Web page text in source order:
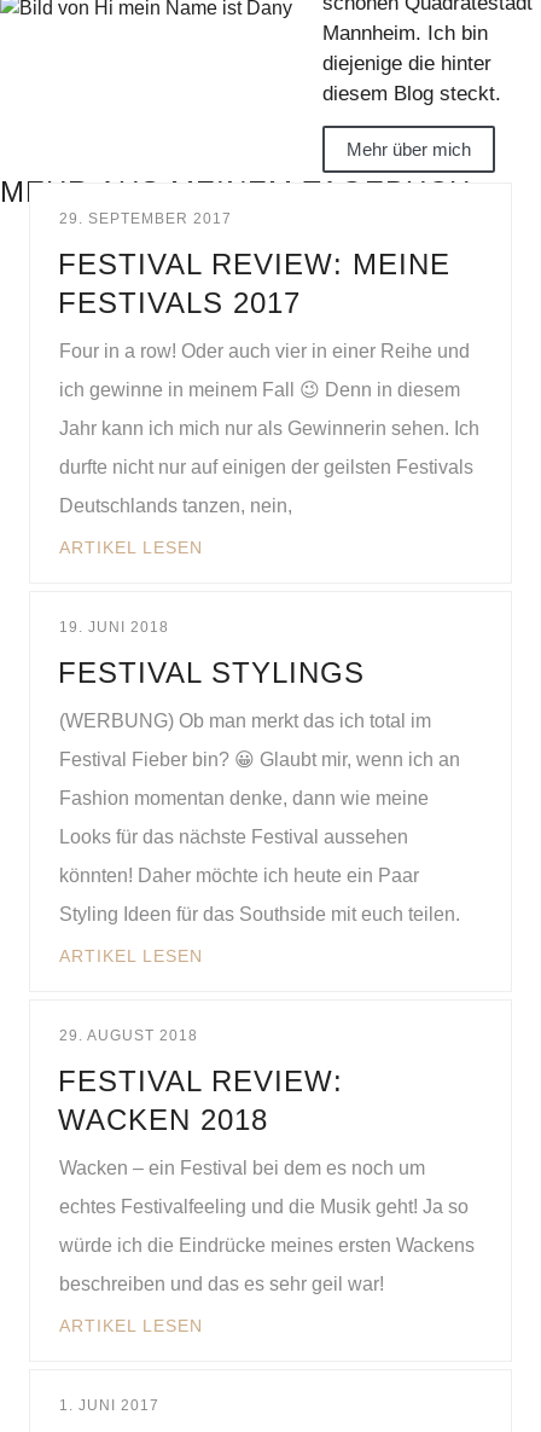
Mannheim. Ich bin
diejenige die hinter
diesem Blog steckt.
Mehr über mich
MEHR AUS MEINEM TAGEBUCH
29. SEPTEMBER 2017
FESTIVAL REVIEW: MEINE
FESTIVALS 2017
Four in a row! Oder auch vier in einer Reihe und
ich gewinne in meinem Fall 😉 Denn in diesem
Jahr kann ich mich nur als Gewinnerin sehen. Ich
durfte nicht nur auf einigen der geilsten Festivals
Deutschlands tanzen, nein,
ARTIKEL LESEN
19. JUNI 2018
FESTIVAL STYLINGS
(WERBUNG) Ob man merkt das ich total im
Festival Fieber bin? 😀 Glaubt mir, wenn ich an
Fashion momentan denke, dann wie meine
Looks für das nächste Festival aussehen
könnten! Daher möchte ich heute ein Paar
Styling Ideen für das Southside mit euch teilen.
ARTIKEL LESEN
29. AUGUST 2018
FESTIVAL REVIEW:
WACKEN 2018
Wacken – ein Festival bei dem es noch um
echtes Festivalfeeling und die Musik geht! Ja so
würde ich die Eindrücke meines ersten Wackens
beschreiben und das es sehr geil war!
ARTIKEL LESEN
1. JUNI 2017